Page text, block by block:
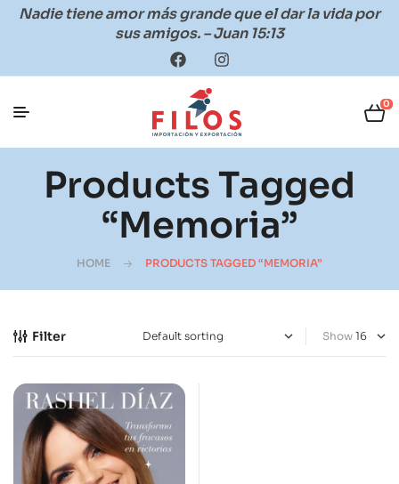
Nadie tiene amor más grande que el dar la vida por
sus amigos. – Juan 15:13
0
Products Tagged
“memoria”
HOME PRODUCTS TAGGED “MEMORIA”
Filter Show